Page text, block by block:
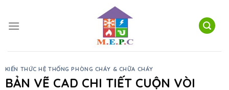
content
KIẾN THỨC HỆ THỐNG PHÒNG CHÁY & CHỮA CHÁY
BẢN VẼ CAD CHI TIẾT CUỘN VÒI